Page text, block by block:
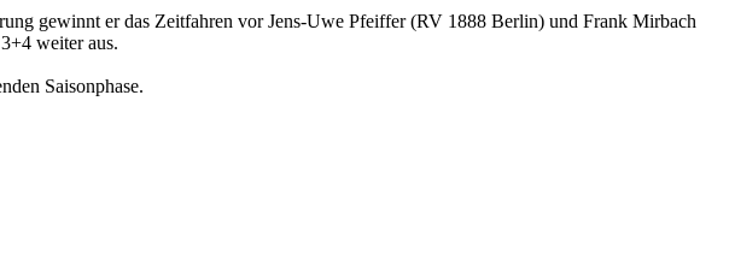
gewinnt er das Zeitfahren vor Jens-Uwe Pfeiffer (RV 1888 Berlin) und Frank Mirbach
weiter aus.
Saisonphase.